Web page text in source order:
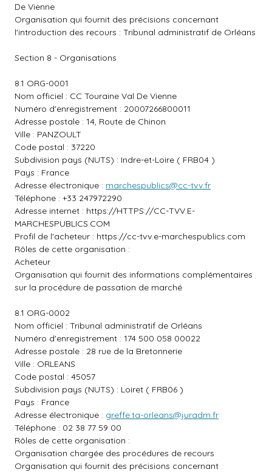
De Vienne
Organisation qui fournit des précisions concernant
l'introduction des recours : Tribunal administratif de Orléans
Section 8 - Organisations
8.1 ORG-0001
Nom officiel : CC Touraine Val De Vienne
Numéro d'enregistrement : 20007266800011
Adresse postale : 14, Route de Chinon
Ville : PANZOULT
Code postal : 37220
Subdivision pays (NUTS) : Indre-et-Loire ( FRB04 )
Pays : France
Adresse électronique : marchespublics@cc-tvv.fr
Téléphone : +33 247972290
Adresse internet : https://HTTPS://CC-TVV.E-
MARCHESPUBLICS.COM
Profil de l'acheteur : https://cc-tvv.e-marchespublics.com
Rôles de cette organisation :
Acheteur
Organisation qui fournit des informations complémentaires
sur la procédure de passation de marché
8.1 ORG-0002
Nom officiel : Tribunal administratif de Orléans
Numéro d'enregistrement : 174 500 058 00022
Adresse postale : 28 rue de la Bretonnerie
Ville : ORLEANS
Code postal : 45057
Subdivision pays (NUTS) : Loiret ( FRB06 )
Pays : France
Adresse électronique : greffe.ta-orleans@juradm.fr
Téléphone : 02 38 77 59 00
Rôles de cette organisation :
Organisation chargée des procédures de recours
Organisation qui fournit des précisions concernant